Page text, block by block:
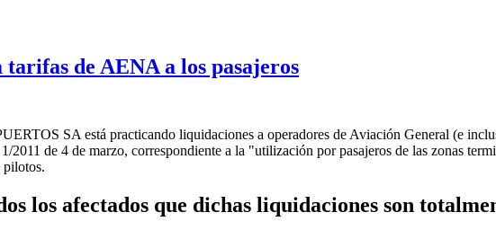
de AENA a los pasajeros
SA está practicando liquidaciones a operadores de Aviación General (e
de 4 de marzo, correspondiente a la "utilización por pasajeros de las zonas
pilotos.
los afectados que dichas liquidaciones son